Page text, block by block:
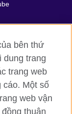
bên thứ
dung trang
trang web
cáo. Một số
web vận
thuận